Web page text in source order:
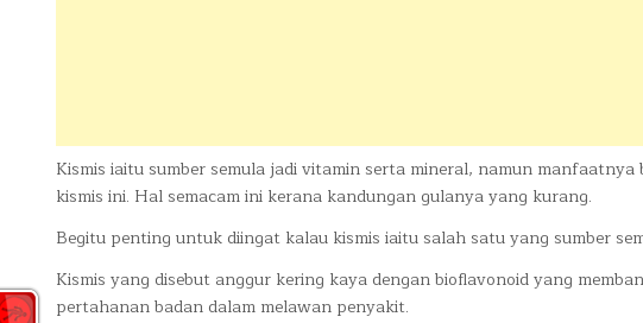
Kismis iaitu sumber semula jadi vitamin serta mineral, namun
kismis ini. Hal semacam ini kerana kandungan gulanya yang kurang.
Begitu penting untuk diingat kalau kismis iaitu salah satu yang sumber
Kismis yang disebut anggur kering kaya dengan bioflavonoid yang
pertahanan badan dalam melawan penyakit.